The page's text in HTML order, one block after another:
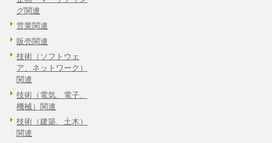
グ関連
営業関連
販売関連
技術（ソフトウェ
ア、ネットワーク）
関連
技術（電気、電子、
機械）関連
技術（建築、土木）
関連